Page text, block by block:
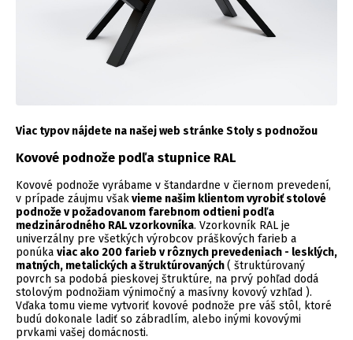
Viac typov nájdete na našej web stránke Stoly s podnožou
Kovové podnože podľa stupnice RAL
Kovové podnože vyrábame v štandardne v čiernom prevedení,
v prípade záujmu všakvieme našim klientom vyrobiť stolové
podnože v požadovanom farebnom odtieni podľa
medzinárodného RAL vzorkovníka. Vzorkovník RAL je
univerzálny pre všetkých výrobcov práškových farieb a
ponúka viac ako 200 farieb v rôznych prevedeniach - lesklých,
matných, metalických a štruktúrovaných( štruktúrovaný
povrch sa podobá pieskovej štruktúre, na prvý pohľad dodá
stolovým podnožiam výnimočný a masívny kovový vzhľad ).
Vďaka tomu vieme vytvoriť kovové podnože pre váš stôl, ktoré
budú dokonale ladiť so zábradlím, alebo inými kovovými
prvkami vašej domácnosti.